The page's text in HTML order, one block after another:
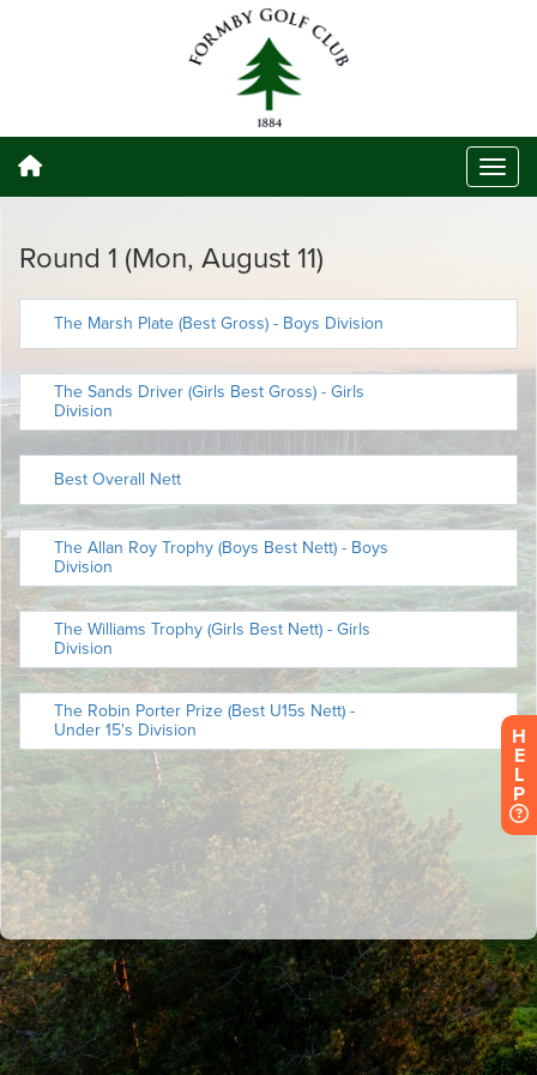
H
E
L
P